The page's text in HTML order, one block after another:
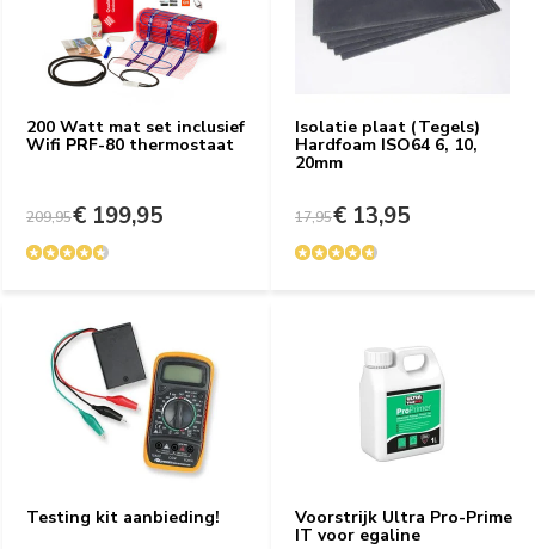
200 Watt mat set inclusief
Wifi PRF-80 thermostaat
209,95€ 199,95
Isolatie plaat (Tegels)
Hardfoam ISO64 6, 10,
20mm
17,95€ 13,95
Testing kit aanbieding! Voorstrijk Ultra Pro-Prime
IT voor egaline